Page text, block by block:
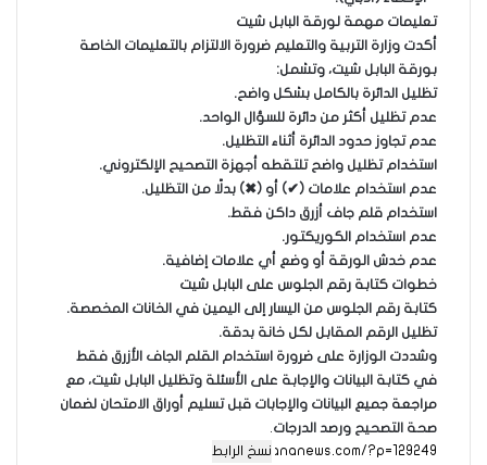
تعليمات مهمة لورقة البابل شيت
أكدت وزارة التربية والتعليم ضرورة الالتزام بالتعليمات الخاصة
بورقة البابل شيت، وتشمل:
تظليل الدائرة بالكامل بشكل واضح.
عدم تظليل أكثر من دائرة للسؤال الواحد.
عدم تجاوز حدود الدائرة أثناء التظليل.
استخدام تظليل واضح تلتقطه أجهزة التصحيح الإلكتروني.
عدم استخدام علامات (✔) أو (✖) بدلًا من التظليل.
استخدام قلم جاف أزرق داكن فقط.
عدم استخدام الكوريكتور.
عدم خدش الورقة أو وضع أي علامات إضافية.
خطوات كتابة رقم الجلوس على البابل شيت
كتابة رقم الجلوس من اليسار إلى اليمين في الخانات المخصصة.
تظليل الرقم المقابل لكل خانة بدقة.
وشددت الوزارة على ضرورة استخدام القلم الجاف الأزرق فقط
في كتابة البيانات والإجابة على الأسئلة وتظليل البابل شيت، مع
مراجعة جميع البيانات والإجابات قبل تسليم أوراق الامتحان لضمان
صحة التصحيح ورصد الدرجات.
نسخ الرابط